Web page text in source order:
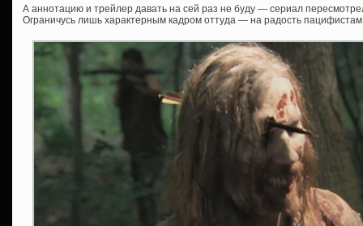
А аннотацию и трейлер давать на сей раз не буду — сериал
Ограничусь лишь характерным кадром оттуда — на радость пацифистам